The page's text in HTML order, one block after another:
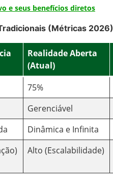
e seus benefícios diretos
(Métricas 2026)
Realidade Aberta
(Atual)
75%
Gerenciável
Dinâmica e Infinita
Alto (Escalabilidade)